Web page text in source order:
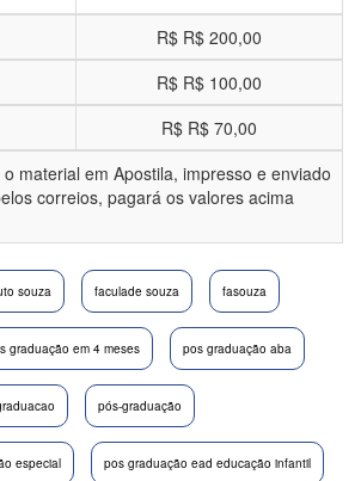
R$ R$ 200,00
R$ R$ 100,00
R$ R$ 70,00
material em Apostila, impresso e enviado
correios, pagará os valores acima
souza faculade souza fasouza
graduação em 4 meses pos graduação aba
pós-graduação
especial pos graduação ead educação infantil